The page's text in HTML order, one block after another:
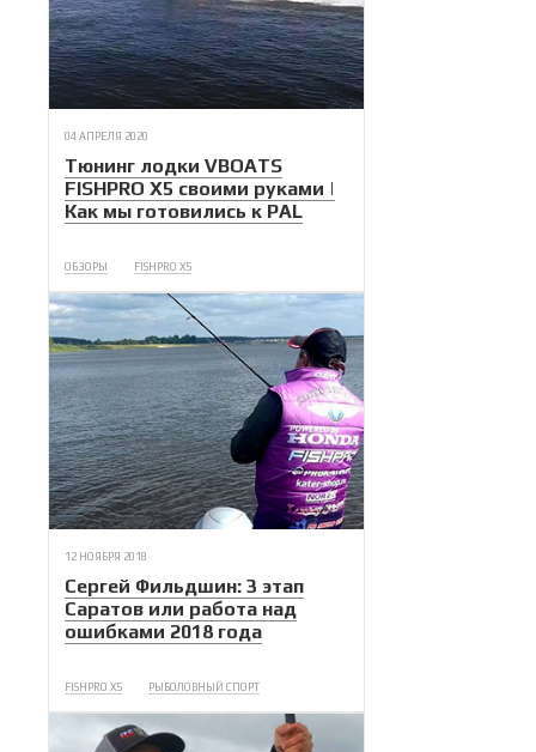
04 АПРЕЛЯ 2020
Тюнинг лодки VBOATS
FISHPRO X5 своими руками |
Как мы готовились к PAL
ОБЗОРЫ FISHPRO X5
12 НОЯБРЯ 2018
Сергей Фильдшин: 3 этап
Саратов или работа над
ошибками 2018 года
FISHPRO X5 РЫБОЛОВНЫЙ СПОРТ